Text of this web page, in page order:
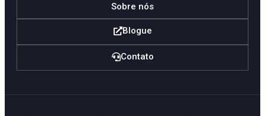
Sobre nós
Blogue
Contato